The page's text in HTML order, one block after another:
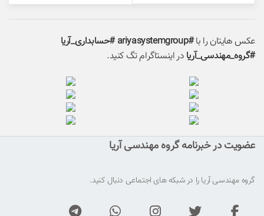
عکس هایتان را با
#ariyasystemgroup #حسابداری_آریا
#گروه_مهندسی_آریا در اینستاگرام تگ کنید.
عضویت در خبرنامه گروه مهندسی آریا
گروه مهندسی آریا را در شبکه های اجتماعی دنبال کنید.